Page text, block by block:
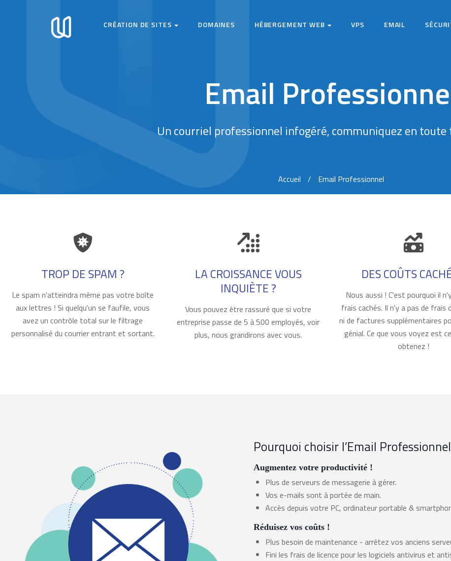
Main
navigation
CRÉATION DE SITES DOMAINES HÉBERGEMENT WEB VPS EMAIL
Email
Un courriel professionnel infogéré, communiquez en
Accueil
Email Professionnel
TROP DE SPAM ?
Body
Le spam n'atteindra même pas votre boîte
aux lettres ! Si quelqu'un se faufile, vous
avez un contrôle total sur le filtrage
personnalisé du courrier entrant et sortant.
LA CROISSANCE VOUS
INQUIÈTE ?
BodyVous pouvez être rassuré que si votre
entreprise passe de 5 à 500 employés, voir
plus, nous grandirons avec vous.
DES COÛTS
Body
Nous aussi ! C'est pourquoi il
frais cachés. Il n'y a pas de frais
ni de factures supplémentaires
génial. Ce que vous voyez est
obtenez !
Pourquoi choisir l’Email
Features list
Augmentez votre productivité !
BodyPlus de serveurs de messagerie à gérer.
Vos e-mails sont à portée de main.
Accès depuis votre PC, ordinateur portable &
Réduisez vos coûts !
BodyPlus besoin de maintenance - arrêtez vos anciens
Fini les frais de licence pour les logiciels antivirus et